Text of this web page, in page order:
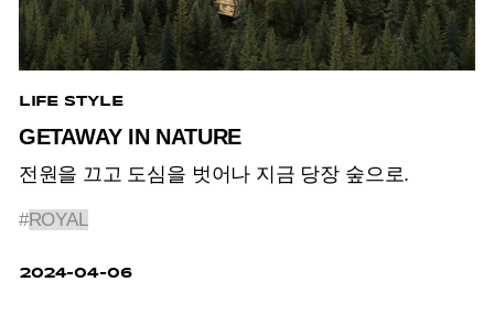
LIFE STYLE
GETAWAY IN NATURE
전원을 끄고 도심을 벗어나 지금 당장 숲으로.
#ROYAL
2024-04-06